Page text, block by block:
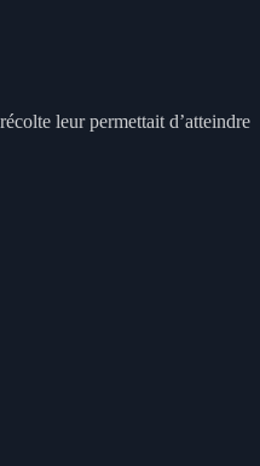
leur permettait d’atteindre